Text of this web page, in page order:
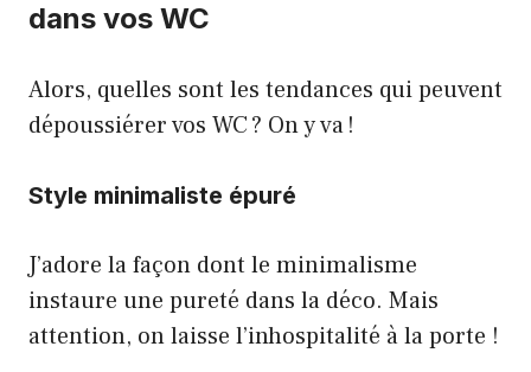
dans vos WC
Alors, quelles sont les tendances qui peuvent
dépoussiérer vos WC ? On y va !
Style minimaliste épuré
J’adore la façon dont le minimalisme
instaure une pureté dans la déco. Mais
attention, on laisse l’inhospitalité à la porte !